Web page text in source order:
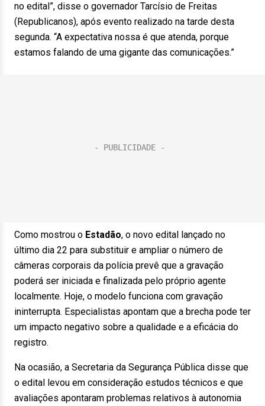
no edital”, disse o governador Tarcísio de Freitas
(Republicanos), após evento realizado na tarde desta
segunda. “A expectativa nossa é que atenda, porque
estamos falando de uma gigante das comunicações.”
Como mostrou o Estadão, o novo edital lançado no
último dia 22 para substituir e ampliar o número de
câmeras corporais da polícia prevê que a gravação
poderá ser iniciada e finalizada pelo próprio agente
localmente. Hoje, o modelo funciona com gravação
ininterrupta. Especialistas apontam que a brecha pode ter
um impacto negativo sobre a qualidade e a eficácia do
registro.
Na ocasião, a Secretaria da Segurança Pública disse que
o edital levou em consideração estudos técnicos e que
avaliações apontaram problemas relativos à autonomia